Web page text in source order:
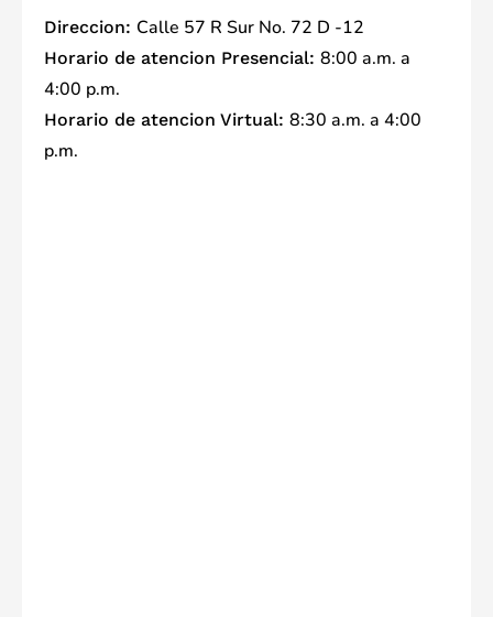
Direccion: Calle 57 R Sur No. 72 D -12
Horario de atencion Presencial: 8:00 a.m. a
4:00 p.m.
Horario de atencion Virtual: 8:30 a.m. a 4:00
p.m.